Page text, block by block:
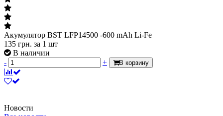
Акумулятор BST LFP14500 -600 mAh Li-Fe
135 грн. за 1 шт
В наличии
-
+ В корзину
Новости